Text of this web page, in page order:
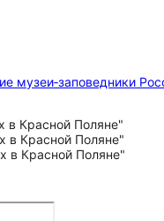
музеи‑заповедники